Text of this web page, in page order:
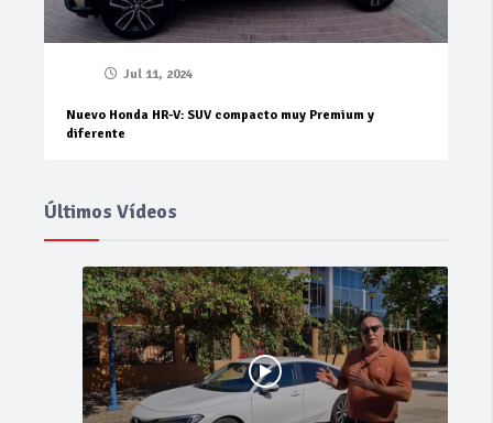
Jul 11, 2024
Nuevo Honda HR-V: SUV compacto muy Premium y
diferente
Últimos Vídeos